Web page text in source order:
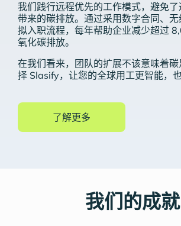
我们践行远程优先的工作模式，避免
带来的碳排放。通过采用数字合同、
拟入职流程，每年帮助企业减少超过
氧化碳排放。
在我们看来，团队的扩展不该意味着
择 Slasify，让您的全球用工更智能，也
我们的成就